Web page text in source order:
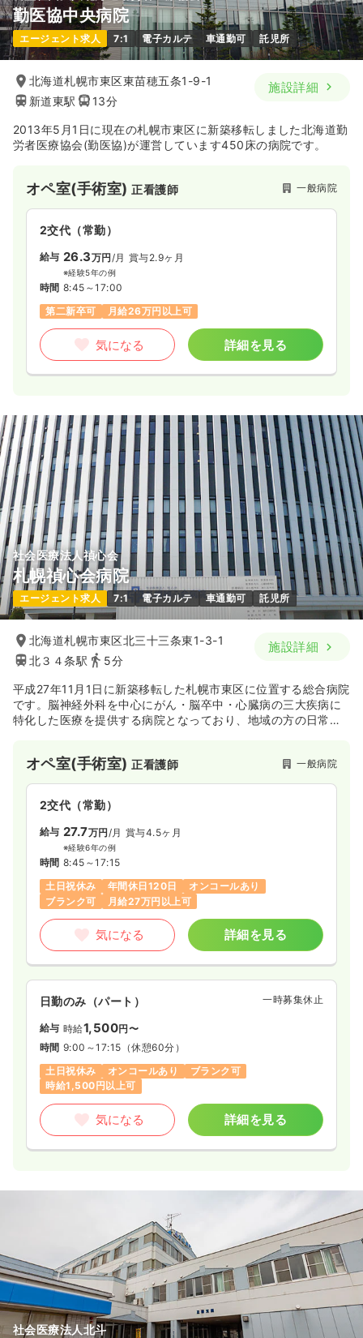
勤医協中央病院
エージェント求人 7:1 電子カルテ 車通勤可 託児所
北海道札幌市東区東苗穂五条1-9-1
新道東駅
13分
施設詳細
2013年5月1日に現在の札幌市東区に新築移転しました北海道勤
労者医療協会(勤医協)が運営しています450床の病院です。
オペ室(手術室)正看護師 一般病院
2交代（常勤）
給与 26.3万円 /月 賞与2.9ヶ月
※経験5年の例
時間 8:45～17:00
第二新卒可
月給26万円以上可
気になる 詳細を見る
社会医療法人禎心会
札幌禎心会病院
エージェント求人 7:1 電子カルテ 車通勤可 託児所
北海道札幌市東区北三十三条東1-3-1
北３４条駅
5分
施設詳細
平成27年11月1日に新築移転した札幌市東区に位置する総合病院
です。脳神経外科を中心にがん・脳卒中・心臓病の三大疾病に
特化した医療を提供する病院となっており、地域の方の日常生
機能を有してます。さらに禎心会グループでは病院、介護、訪
問看護ステーションなどがあり、広く医療を提供しておりま
す。法人全体で良質な医療や介護を提供し、地域社会の発展や
繁栄に貢献しております。
オペ室(手術室)正看護師 一般病院
2交代（常勤）
給与 27.7万円/月 賞与4.5ヶ月
※経験6年の例
時間 8:45～17:15
土日祝休み
年間休日120日
オンコールあり
ブランク可
月給27万円以上可
気になる 詳細を見る
日勤のみ（パート） 一時募集休止
給与 時給1,500円〜
時間 9:00～17:15 （休憩60分）
土日祝休み
オンコールあり
ブランク可
時給1,500円以上可
気になる 詳細を見る
社会医療法人北斗